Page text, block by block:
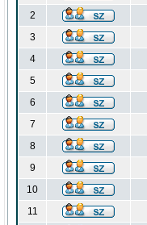
2
3
4
5
6
7
8
9
10
11